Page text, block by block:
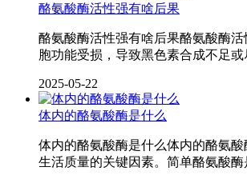
酪氨酸酶活性强有啥后果
酪氨酸酶活性强有啥后果酪氨酸酶
胞功能受损，导致黑色素合成不足
2025-05-22
体内的酪氨酸酶是什么
体内的酪氨酸酶是什么体内的酪氨
生活质量的关键因素。简单酪氨酸